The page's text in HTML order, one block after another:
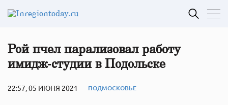
Рой пчел парализовал работу
имидж‑студии в Подольске
22:57, 05 ИЮНЯ 2021 ПОДМОСКОВЬЕ